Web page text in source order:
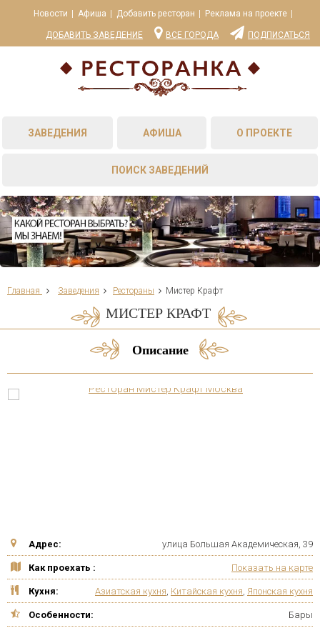
Новости Афиша Добавить ресторан Реклама на проекте
ДОБАВИТЬ ЗАВЕДЕНИЕ ВСЕ ГОРОДА ПОДПИСАТЬСЯ
ЗАВЕДЕНИЯ АФИША О ПРОЕКТЕ
ПОИСК ЗАВЕДЕНИЙ
Главная Заведения Рестораны Мистер Крафт
МИСТЕР КРАФТ
Описание
Адрес: улица Большая Академическая, 39
Как проехать : Показать на карте
Кухня: Азиатская кухня Китайская кухня Японская кухня
Особенности: Бары